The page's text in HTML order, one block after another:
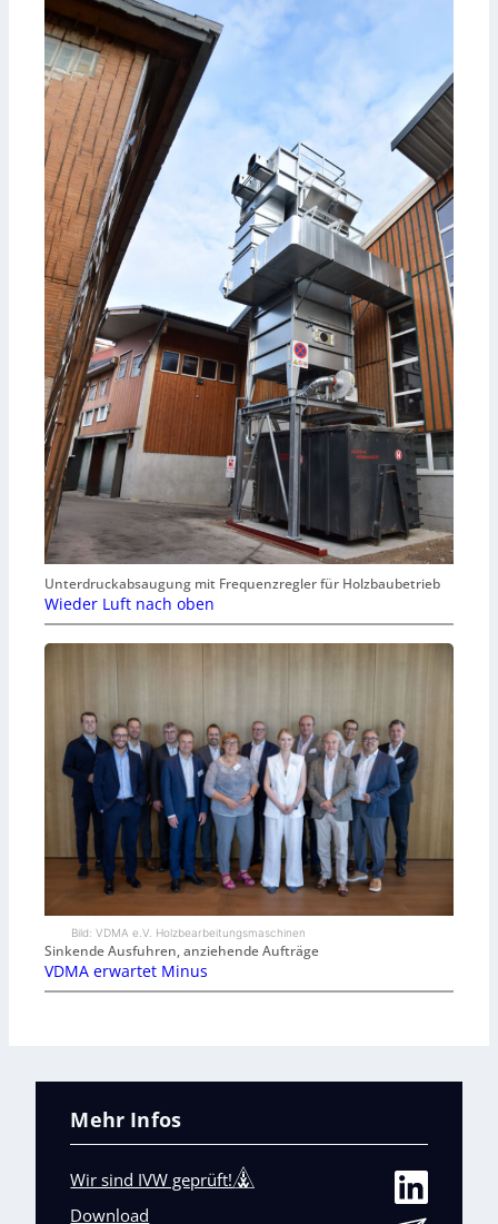
Unterdruckabsaugung mit Frequenzregler für Holzbaubetrieb
Wieder Luft nach oben
Bild: VDMA e.V. Holzbearbeitungsmaschinen
Sinkende Ausfuhren, anziehende Aufträge
VDMA erwartet Minus
Mehr Infos
Wir sind IVW geprüft!
Download